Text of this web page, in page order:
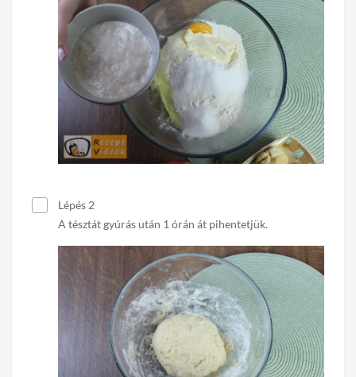
Lépés 2
A tésztát gyúrás után 1 órán át pihentetjük.